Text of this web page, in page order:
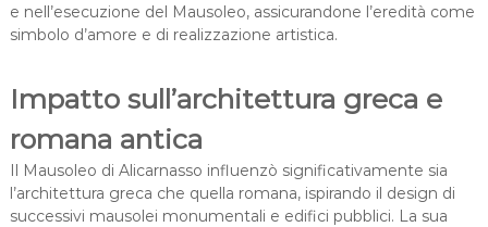
e nell’esecuzione del Mausoleo, assicurandone l’eredità come
simbolo d’amore e di realizzazione artistica.
Impatto sull’architettura greca e
romana antica
Il Mausoleo di Alicarnasso influenzò significativamente sia
l’architettura greca che quella romana, ispirando il design di
successivi mausolei monumentali e edifici pubblici. La sua